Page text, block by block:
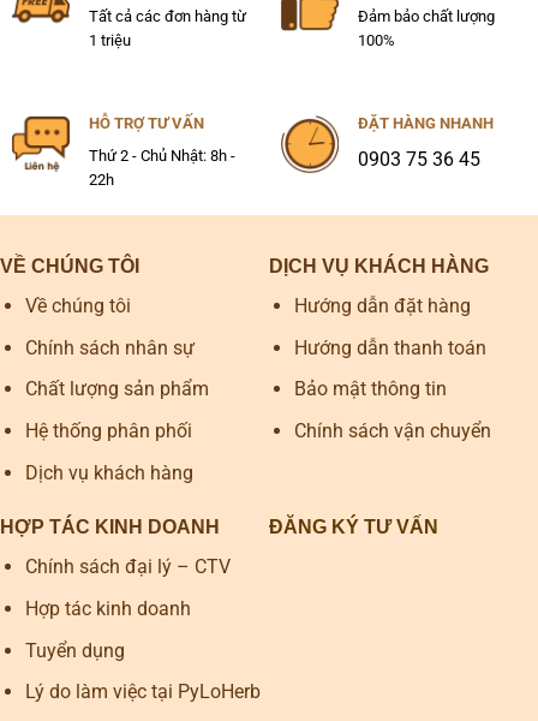
Tất cả các đơn hàng từ
1 triệu
Đảm bảo chất lượng
100%
HỖ TRỢ TƯ VẤN
Thứ 2 - Chủ Nhật: 8h -
22h
ĐẶT HÀNG NHANH
0903 75 36 45
VỀ CHÚNG TÔI
Về chúng tôi
Chính sách nhân sự
Chất lượng sản phẩm
Hệ thống phân phối
Dịch vụ khách hàng
DỊCH VỤ KHÁCH HÀNG
Hướng dẫn đặt hàng
Hướng dẫn thanh toán
Bảo mật thông tin
Chính sách vận chuyển
HỢP TÁC KINH DOANH
Chính sách đại lý – CTV
Hợp tác kinh doanh
Tuyển dụng
Lý do làm việc tại PyLoHerb
ĐĂNG KÝ TƯ VẤN